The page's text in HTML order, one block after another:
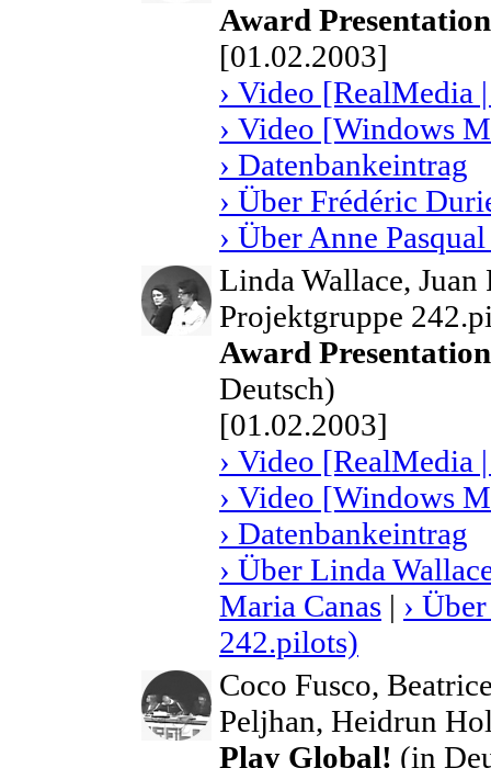
Award
[01.02.2003]
› Video [RealMedia
› Video [Windows
› Datenbankeintrag
› Über Frédéric
› Über Anne
Linda Wallace, Juan
Projektgruppe
Award
Deutsch)
[01.02.2003]
› Video [RealMedia
› Video [Windows
› Datenbankeintrag
› Über Linda
Maria Canas | ›
242.pilots)
Coco Fusco,
Peljhan, Heidrun
Play Global! (in